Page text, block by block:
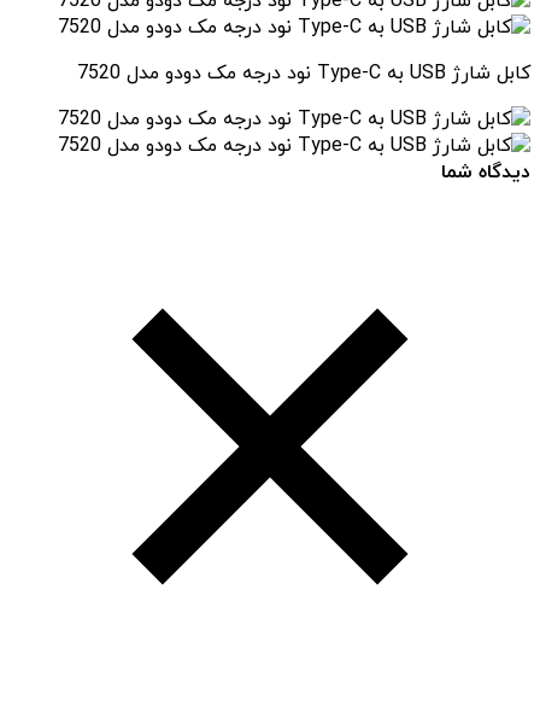
کابل شارژ USB به Type-C نود درجه مک دودو مدل 7520
دیدگاه شما